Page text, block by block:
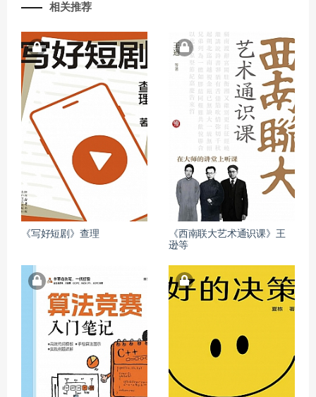
相关推荐
《写好短剧》查理
《西南联大艺术通识课》王
逊等